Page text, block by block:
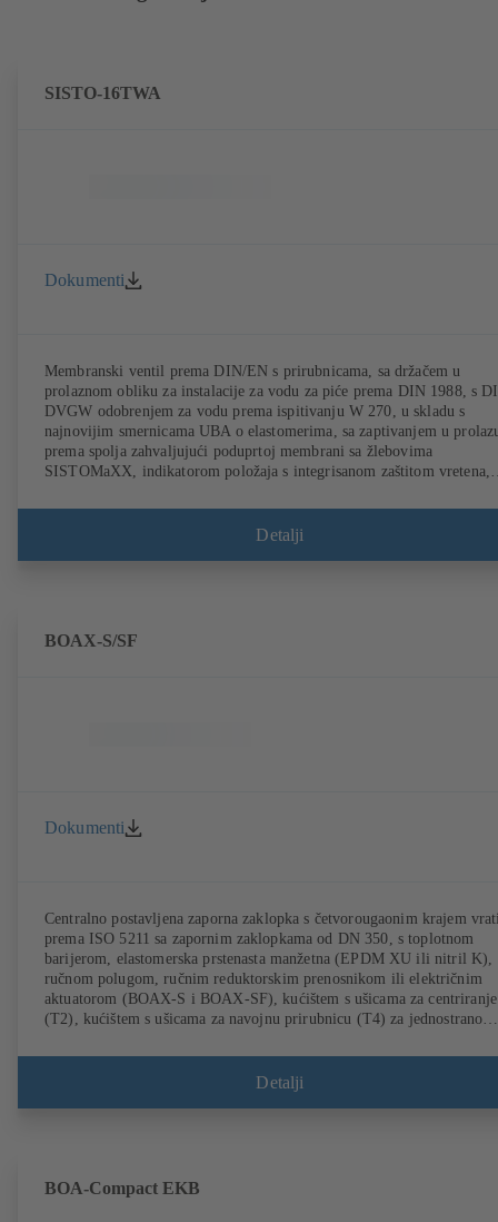
SISTO-16TWA
Dokumenti
Membranski ventil prema DIN/EN s prirubnicama, sa držačem u
prolaznom obliku za instalacije za vodu za piće prema DIN 1988, s
DVGW odobrenjem za vodu prema ispitivanju W 270, u skladu s
najnovijim smernicama UBA o elastomerima, sa zaptivanjem u
prema spolja zahvaljujući poduprtoj membrani sa žlebovima
SISTOMaXX, indikatorom položaja s integrisanom zaštitom vretena,
održavanje.
Detalji
BOAX-S/SF
Dokumenti
Centralno postavljena zaporna zaklopka s četvorougaonim krajem
prema ISO 5211 sa zapornim zaklopkama od DN 350, s toplotnom
barijerom, elastomerska prstenasta manžetna (EPDM XU ili nitril K),
ručnom polugom, ručnim reduktorskim prenosnikom ili električnim
aktuatorom (BOAX-S i BOAX-SF), kućištem s ušicama za centriranje
(T2), kućištem s ušicama za navojnu prirubnicu (T4) za jednostrano
sklapajući disk od nerđajućeg čelika 1.4308, priključci prema EN.
Detalji
BOA-Compact EKB